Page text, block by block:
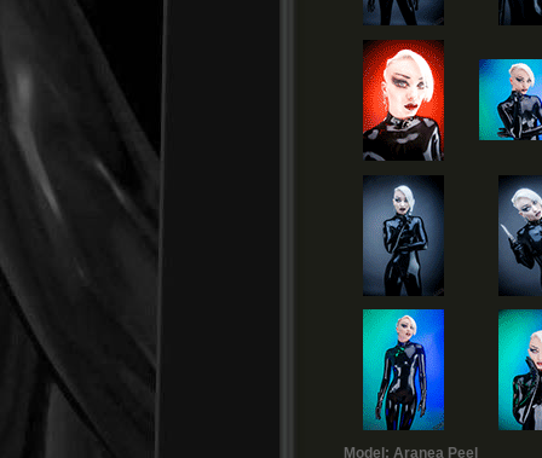
Model: Aranea Peel